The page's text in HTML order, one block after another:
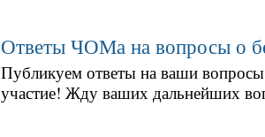
Ответы ЧОМа на вопросы о
Публикуем ответы на ваши
участие! Жду ваших дальнейших